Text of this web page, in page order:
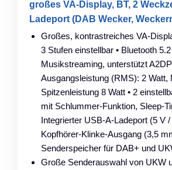
großes VA-Display, BT, 2
Ladeport (DAB Wecker,
Großes, kontrastreiches VA-
3 Stufen einstellbar • Bluetooth
Musikstreaming, unterstützt
Ausgangsleistung (RMS): 2 Watt,
Spitzenleistung 8 Watt • 2
mit Schlummer-Funktion, Sleep-
Integrierter USB-A-Ladeport (5 V
Kopfhörer-Klinke-Ausgang (3,5
Senderspeicher für DAB+ und
Große Senderauswahl von UKW